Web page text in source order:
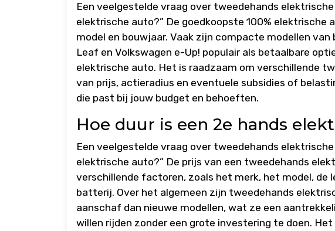
Een veelgestelde vraag over tweedehands elektrische
elektrische auto?” De goedkoopste 100% elektrische
model en bouwjaar. Vaak zijn compacte modellen
Leaf en Volkswagen e-Up! populair als betaalbare
elektrische auto. Het is raadzaam om verschillende
van prijs, actieradius en eventuele subsidies of
die past bij jouw budget en behoeften.
Hoe duur is een 2e hands
Een veelgestelde vraag over tweedehands elektrische
elektrische auto?” De prijs van een tweedehands
verschillende factoren, zoals het merk, het model,
batterij. Over het algemeen zijn tweedehands
aanschaf dan nieuwe modellen, wat ze een
willen rijden zonder een grote investering te doen.